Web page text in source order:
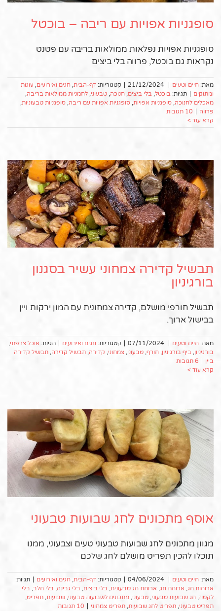
סופגניות אפויות עם ריבה – בוכטל
סופגניות אפויות נפלאות ממולאות בריבה עם פטנט
נקראות גם בוכטל, פרווה בלי ביצים
מאת: חיים וטעים 21/12/2024 קטגוריות: דף-הבית, חגים ואירועים, עוגות
ומתוקים
תגיות: בוכטל, בלי ביצים, חנוכה, טבעוני, לחמניות ממולאות בריבה,
מאכלים לחנוכה, סופגניות אפויות, סופגניות אפויות עם ריבה, סופגניות טבעוניות,
פרווה
10 תגובות
קרא עוד >
תבשיל קדירה צמחוני עשיר בסגנון
בורגיניון
תבשיל חורפי מושלם, קדירה צמחונית עם המון ירקות ויין
בבישול ארוך.
מאת: חיים וטעים 07/11/2024 קטגוריות: חגים ואירועים תגיות: אוכל צרפתי,
בורגיניון, ביף בורגיניון, חורף, טבעוני, צמחוני, קדירה, תבשיל קדירה, תבשיל קדירה
ביין
6 תגובות
קרא עוד >
אוסף מתכונים לחג שבועות טבעוני
מגוון מתכונים לחג שבועות טבעוני טעים וצבעוני, ממנו
תוכלו להכין תפריט מושלם לחג שלכם
מאת: חיים וטעים |
04/06/2024
| קטגוריות: דף-הבית חגים ואירועים | תגיות:
ארוחות חג ארוחת חג ארוחת חג טבעונית בלי ביצים בלי גבינה בלי חלב בלי
לקטוז חג שבועות טבעוני טבעוני מתכונים לשבועות טבעוני שבועות תפריט
תפריט טבעוני תפריט לחג שבועות תפריט צמחוני | 10 תגובות